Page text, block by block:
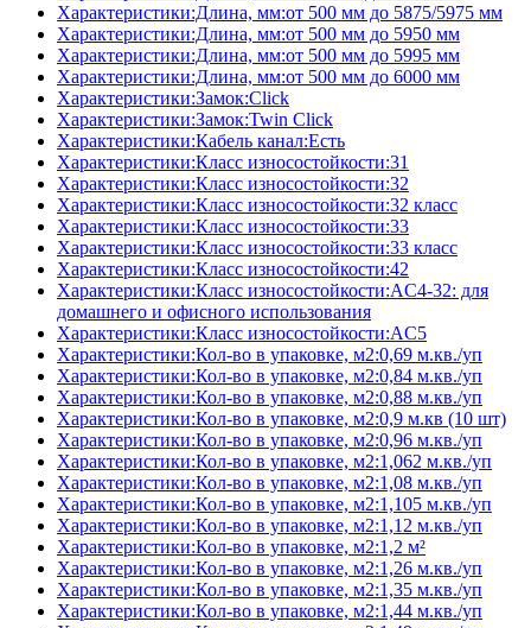
Характеристики:Длина, мм:от 500 мм до 5875/5975 мм
Характеристики:Длина, мм:от 500 мм до 5950 мм
Характеристики:Длина, мм:от 500 мм до 5995 мм
Характеристики:Длина, мм:от 500 мм до 6000 мм
Характеристики:Замок:Click
Характеристики:Замок:Twin Click
Характеристики:Кабель канал:Есть
Характеристики:Класс износостойкости:31
Характеристики:Класс износостойкости:32
Характеристики:Класс износостойкости:32 класс
Характеристики:Класс износостойкости:33
Характеристики:Класс износостойкости:33 класс
Характеристики:Класс износостойкости:42
Характеристики:Класс износостойкости:AC4-32: для
домашнего и офисного использования
Характеристики:Класс износостойкости:AC5
Характеристики:Кол-во в упаковке, м2:0,69 м.кв./уп
Характеристики:Кол-во в упаковке, м2:0,84 м.кв./уп
Характеристики:Кол-во в упаковке, м2:0,88 м.кв./уп
Характеристики:Кол-во в упаковке, м2:0,9 м.кв (10 шт)
Характеристики:Кол-во в упаковке, м2:0,96 м.кв./уп
Характеристики:Кол-во в упаковке, м2:1,062 м.кв./уп
Характеристики:Кол-во в упаковке, м2:1,08 м.кв./уп
Характеристики:Кол-во в упаковке, м2:1,105 м.кв./уп
Характеристики:Кол-во в упаковке, м2:1,12 м.кв./уп
Характеристики:Кол-во в упаковке, м2:1,2 м²
Характеристики:Кол-во в упаковке, м2:1,26 м.кв./уп
Характеристики:Кол-во в упаковке, м2:1,35 м.кв./уп
Характеристики:Кол-во в упаковке, м2:1,44 м.кв./уп